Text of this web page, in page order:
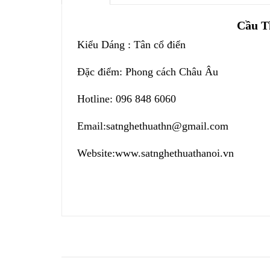
Cầu
Kiểu Dáng : Tân cổ điển
Đặc điểm: Phong cách Châu Âu
Hotline: 096 848 6060
Email:satnghethuathn@gmail.com
Website:www.satnghethuathanoi.vn